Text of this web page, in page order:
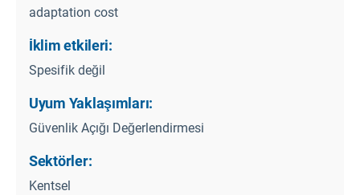
adaptation cost
İklim etkileri:
Spesifik değil
Uyum Yaklaşımları:
Güvenlik Açığı Değerlendirmesi
Sektörler:
Kentsel